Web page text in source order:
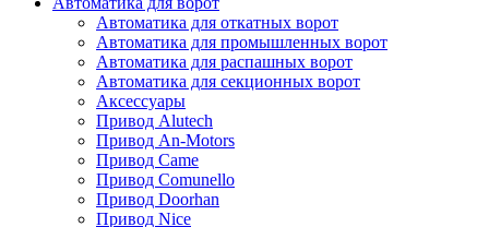
Автоматика для откатных ворот
Автоматика для промышленных ворот
Автоматика для распашных ворот
Автоматика для секционных ворот
Аксессуары
Привод Alutech
Привод An-Motors
Привод Came
Привод Comunello
Привод Doorhan
Привод Nice